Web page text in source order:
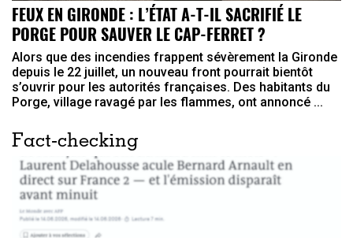
FEUX EN GIRONDE : L’ÉTAT A-T-IL SACRIFIÉ LE
PORGE POUR SAUVER LE CAP-FERRET ?
Alors que des incendies frappent sévèrement la Gironde
depuis le 22 juillet, un nouveau front pourrait bientôt
s’ouvrir pour les autorités françaises. Des habitants du
Porge, village ravagé par les flammes, ont annoncé ...
Fact-checking